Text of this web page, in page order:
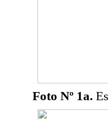
Foto Nº 1a.